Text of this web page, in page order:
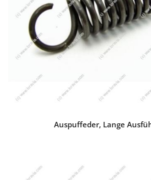
Auspuffeder, Lange